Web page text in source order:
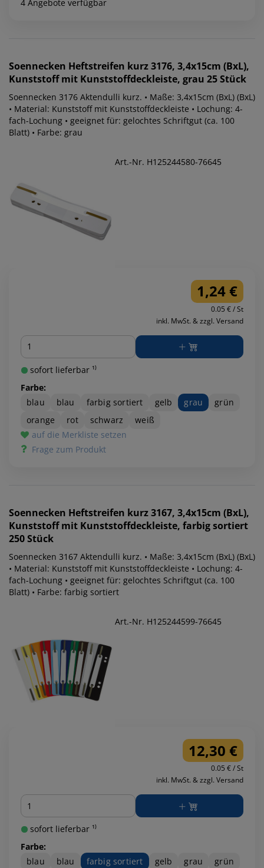
4 Angebote verfügbar
Soennecken Heftstreifen kurz 3176, 3,4x15cm (BxL),
Kunststoff mit Kunststoffdeckleiste, grau 25 Stück
Soennecken 3176 Aktendulli kurz. • Maße: 3,4x15cm (BxL) (BxL)
• Material: Kunststoff mit Kunststoffdeckleiste • Lochung: 4-
fach-Lochung • geeignet für: gelochtes Schriftgut (ca. 100
Blatt) • Farbe: grau
Art.-Nr. H125244580-76645
1,24 €
0.05 € / St
inkl. MwSt. & zzgl. Versand
Menge
sofort lieferbar ¹⁾
Farbe:
blau
blau farbig sortiert gelb grau
grün
orange
rot schwarz
weiß
auf die Merkliste setzen
Frage zum Produkt
Soennecken Heftstreifen kurz 3167, 3,4x15cm (BxL),
Kunststoff mit Kunststoffdeckleiste, farbig sortiert
250 Stück
Soennecken 3167 Aktendulli kurz. • Maße: 3,4x15cm (BxL) (BxL)
• Material: Kunststoff mit Kunststoffdeckleiste • Lochung: 4-
fach-Lochung • geeignet für: gelochtes Schriftgut (ca. 100
Blatt) • Farbe: farbig sortiert
Art.-Nr. H125244599-76645
12,30 €
0.05 € / St
inkl. MwSt. & zzgl. Versand
Menge
sofort lieferbar ¹⁾
Farbe:
blau
blau farbig sortiert gelb grau
grün